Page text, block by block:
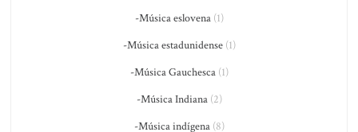
-Música eslovena(1)
-Música estadunidense(1)
-Música Gauchesca(1)
-Música Indiana(2)
-Música indígena(8)